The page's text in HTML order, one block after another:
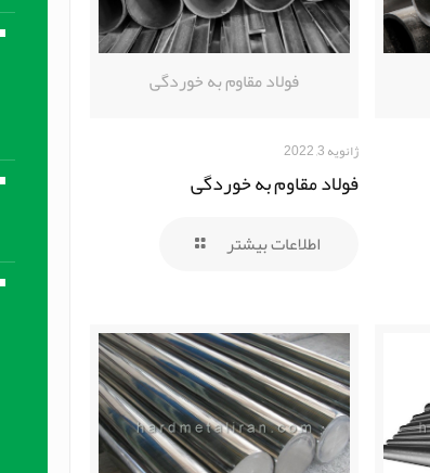
فولاد مقاوم به خوردگی
ژانویه 3, 2022
فولاد مقاوم به خوردگی
اطلاعات بیشتر